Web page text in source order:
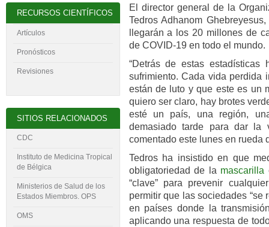
El director general de la
Tedros Adhanom
llegarán a los 20 millones de
de COVID-19 en todo el mundo.
“Detrás de estas
sufrimiento. Cada vida perdida
están de luto y que este es un
quiero ser claro, hay brotes
esté un país, una región,
demasiado tarde para dar la
comentado este lunes en rueda
Tedros ha insistido en que
obligatoriedad de la mascarilla
“clave” para prevenir
permitir que las sociedades “se
en países donde la
aplicando una respuesta de
RECURSOS CIENTÍFICOS
Artículos
Pronósticos
Revisiones
SITIOS RELACIONADOS
CDC
Instituto de Medicina Tropical
de Bélgica
Ministerios de Salud de los
Estados Miembros. OPS
OMS